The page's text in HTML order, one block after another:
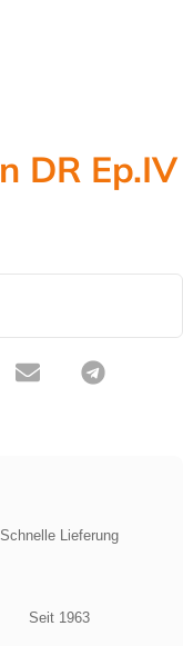
DR Ep.IV
Schnelle Lieferung
Seit 1963